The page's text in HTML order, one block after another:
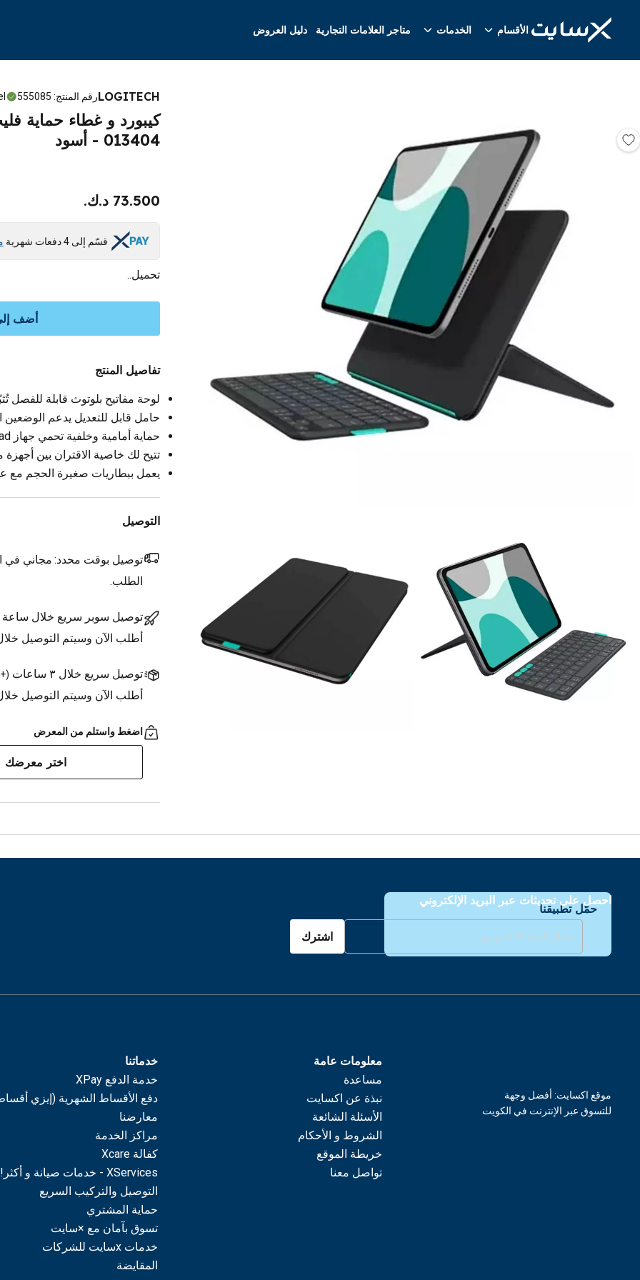
الأقسام الخدمات متاجر العلامات التجارية دليل العروض
LOGITECHرقم المنتج:
555085
013404 - أسود
73.500 د.ك.
قسّم إلى 4 دفعات شهرية
تحميل..
أضف
تفاصيل المنتج
لوحة مفاتيح بلوتوث قابلة للفصل
حامل قابل للتعديل يدعم الوضعين
حماية أمامية وخلفية تحمي جهاز iPad من الصدمات والخدوش.
تتيح لك خاصية الاقتران بين أجهزة
يعمل ببطاريات صغيرة الحجم مع
التوصيل
توصيل بوقت محدد: مجاني في
الطلب.
توصيل سوبر سريع خلال ساعة
أطلب الآن وسيتم التوصيل
توصيل سريع خلال ٣ ساعات (+1.500 د.ك.
أطلب الآن وسيتم التوصيل خلال ٣
اضغط واستلم من المعرض
اختر معرضك
حمّل تطبيقنا
احصل على تحديثات عبر البريد الإلكتروني
اشترك
معلومات عامة
مساعدة
نبذة عن اكسايت
الأسئلة الشائعة
الشروط و الأحكام
خريطة الموقع
تواصل معنا
خدماتنا
خدمة الدفع XPay
دفع الأقساط الشهرية (إيزي
معارضنا
مراكز الخدمة
كفالة Xcare
XServices - خدمات صيانة و أكثر!
التوصيل والتركيب السريع
حماية المشتري
تسوق بآمان مع ×سايت
خدمات xسايت للشركات
المقايضة
موقع اكسايت: أفضل وجهة
للتسوق عبر الإنترنت في الكويت